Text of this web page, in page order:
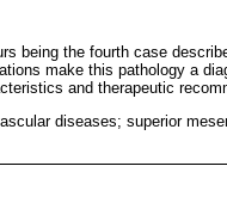
being the fourth case
make this pathology a
and therapeutic
diseases; superior